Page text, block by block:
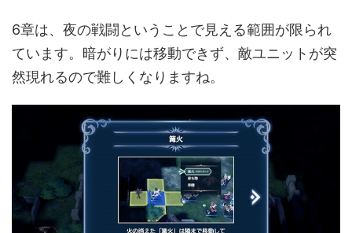
6章は、夜の戦闘ということで見える範囲が限られ
ています。暗がりには移動できず、敵ユニットが突
然現れるので難しくなりますね。